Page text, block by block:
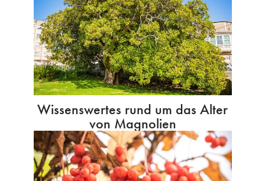
Wissenswertes rund um das Alter
von Magnolien